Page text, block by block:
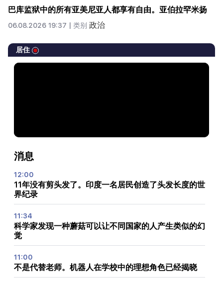
巴库监狱中的所有亚美尼亚人都享有自由。亚伯拉罕米扬
06.08.2026 19:37 | 类别 政治
居住
消息
12:00
11年没有剪头发了。印度一名居民创造了头发长度的世
界纪录
11:34
科学家发现一种蘑菇可以让不同国家的人产生类似的幻
觉
11:00
不是代替老师。机器人在学校中的理想角色已经揭晓